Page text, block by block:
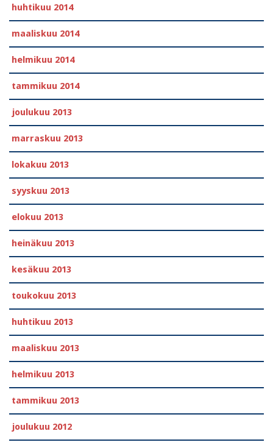
huhtikuu 2014
maaliskuu 2014
helmikuu 2014
tammikuu 2014
joulukuu 2013
marraskuu 2013
lokakuu 2013
syyskuu 2013
elokuu 2013
heinäkuu 2013
kesäkuu 2013
toukokuu 2013
huhtikuu 2013
maaliskuu 2013
helmikuu 2013
tammikuu 2013
joulukuu 2012